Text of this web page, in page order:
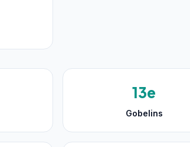
13e
Gobelins